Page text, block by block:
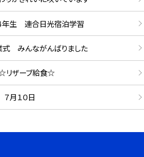
年生 連合日光宿泊学習
みんながんばりました
リザーブ給食☆
月１０日